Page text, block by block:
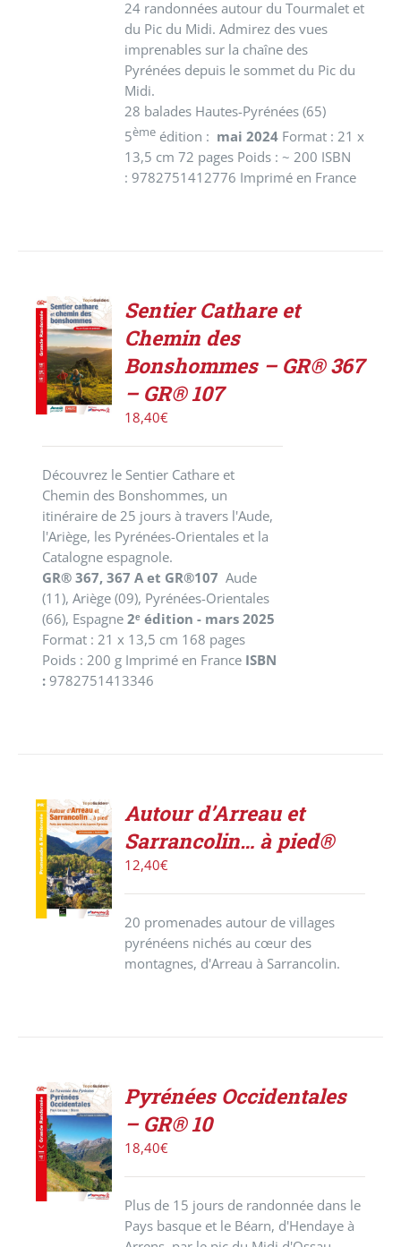
24 randonnées autour du Tourmalet et
du Pic du Midi. Admirez des vues
imprenables sur la chaîne des
Pyrénées depuis le sommet du Pic du
Midi.
28 balades Hautes-Pyrénées (65)
5ème édition : mai 2024 Format : 21 x
13,5 cm 72 pages Poids : ~ 200 ISBN
: 9782751412776 Imprimé en France
ACHETER
LE
PRODUIT
/
DÉTAILS
Sentier Cathare et
Chemin des
Bonshommes – GR® 367
– GR® 107
18,40€
Découvrez le Sentier Cathare et
Chemin des Bonshommes, un
itinéraire de 25 jours à travers l'Aude,
l'Ariège, les Pyrénées-Orientales et la
Catalogne espagnole.
GR® 367, 367 A et GR®107 Aude
(11), Ariège (09), Pyrénées-Orientales
(66), Espagne2ᵉ édition - mars 2025
Format : 21 x 13,5 cm 168 pages
Poids : 200 g Imprimé en France ISBN
: 9782751413346
ACHETER
LE
PRODUIT
/
DÉTAILS
Autour d’Arreau et
Sarrancolin… à pied®
12,40€
20 promenades autour de villages
pyrénéens nichés au cœur des
montagnes, d'Arreau à Sarrancolin.
ACHETER
LE
PRODUIT
/
DÉTAILS
Pyrénées Occidentales
– GR® 10
18,40€
Plus de 15 jours de randonnée dans le
Pays basque et le Béarn, d'Hendaye à